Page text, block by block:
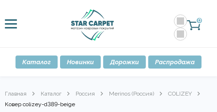
0
Каталог Новинки Дорожки Распродажа
Главная Каталог Россия Merinos (Россия)
COLIZEY
Ковер colizey-d389-beige